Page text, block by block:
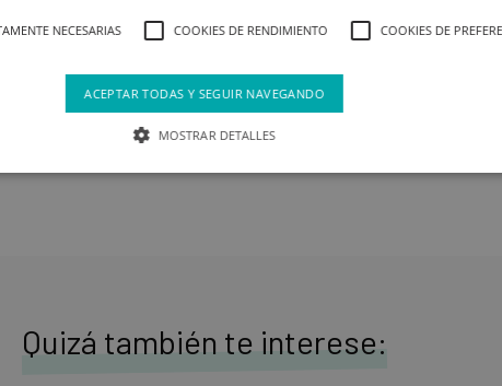
Quizá también te interese:
NECESARIAS COOKIES DE RENDIMIENTO COOKIES DE
ACEPTAR TODAS Y SEGUIR NAVEGANDO
MOSTRAR DETALLES